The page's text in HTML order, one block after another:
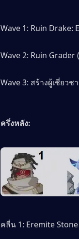
Wave 1: Ruin Drake:
Wave 2: Ruin Grader
Wave 3: สร้างผู้เชี่ยวช
ครึ่งหลัง:
คลื่น 1: Eremite